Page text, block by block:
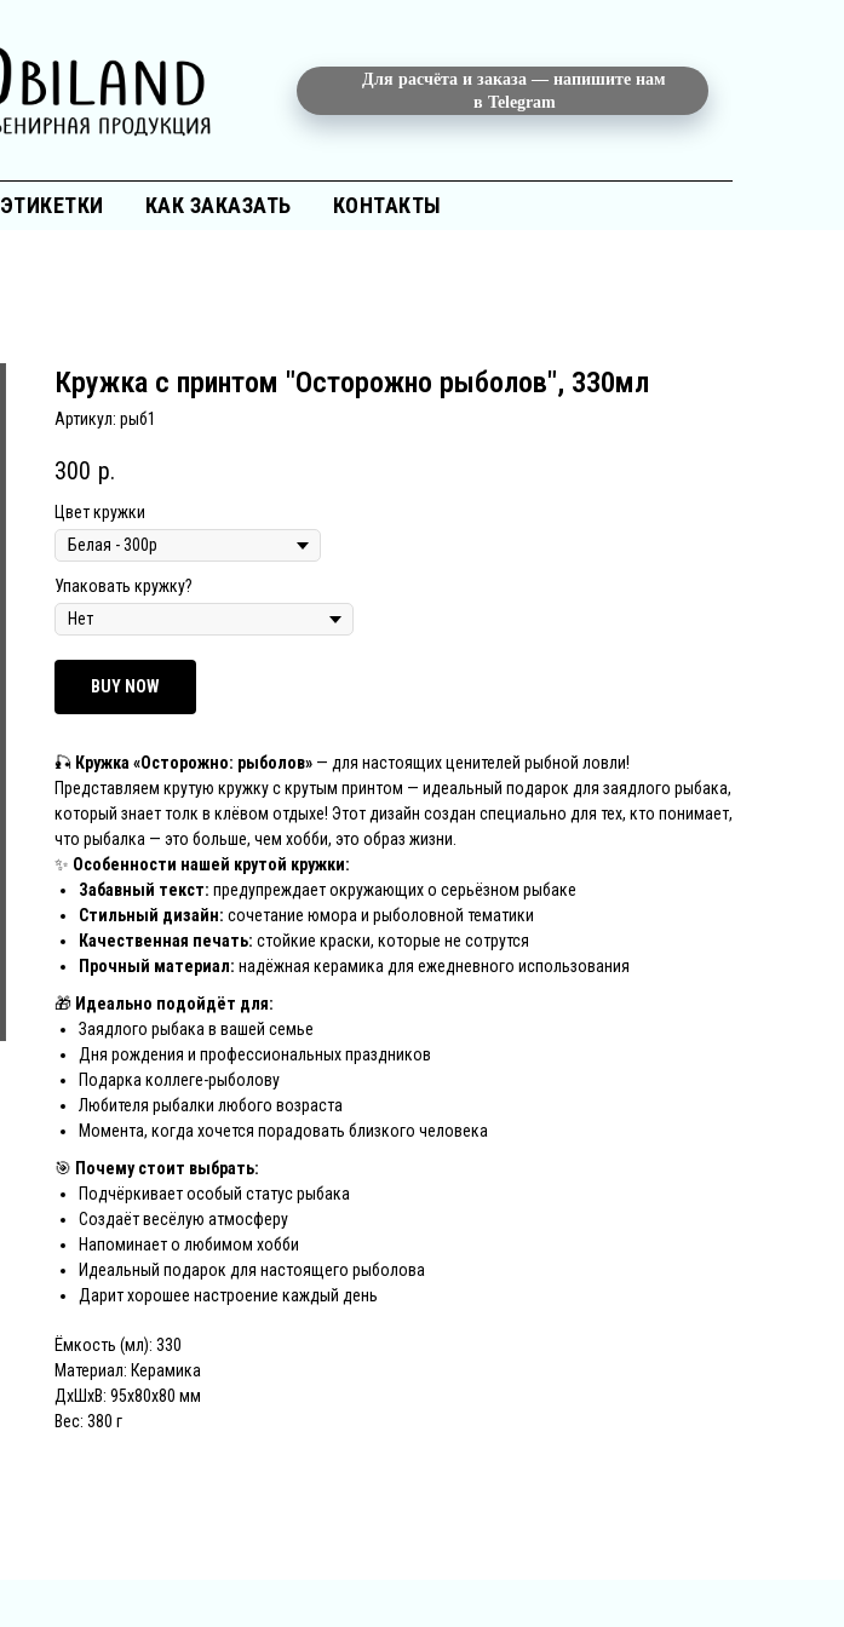
Для расчёта и заказа — напишите нам
в Telegram
ЭТИКЕТКИ КАК ЗАКАЗАТЬ КОНТАКТЫ
Кружка с принтом "Осторожно рыболов", 330мл
Артикул: рыб1
300 р.
Цвет кружки
Упаковать кружку?
BUY NOW
🎣 Кружка «Осторожно: рыболов» — для настоящих ценителей рыбной ловли!
Представляем крутую кружку с крутым принтом — идеальный подарок для заядлого рыбака,
который знает толк в клёвом отдыхе! Этот дизайн создан специально для тех, кто понимает,
что рыбалка — это больше, чем хобби, это образ жизни.
✨ Особенности нашей крутой кружки:
Забавный текст: предупреждает окружающих о серьёзном рыбаке
Стильный дизайн: сочетание юмора и рыболовной тематики
Качественная печать: стойкие краски, которые не сотрутся
Прочный материал: надёжная керамика для ежедневного использования
🎁 Идеально подойдёт для:
Заядлого рыбака в вашей семье
Дня рождения и профессиональных праздников
Подарка коллеге-рыболову
Любителя рыбалки любого возраста
Момента, когда хочется порадовать близкого человека
🎯 Почему стоит выбрать:
Подчёркивает особый статус рыбака
Создаёт весёлую атмосферу
Напоминает о любимом хобби
Идеальный подарок для настоящего рыболова
Дарит хорошее настроение каждый день
Ёмкость (мл): 330
Материал: Керамика
ДxШxВ: 95x80x80 мм
Вес: 380 г